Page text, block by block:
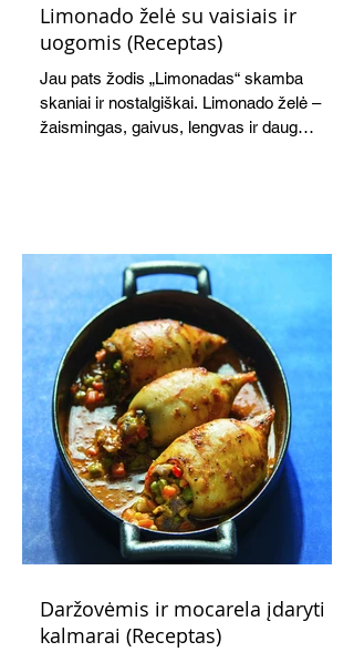
Limonado želė su vaisiais ir
uogomis (Receptas)
Jau pats žodis „Limonadas“ skamba
skaniai ir nostalgiškai. Limonado želė –
žaismingas, gaivus, lengvas ir daug
Daržovėmis ir mocarela įdaryti
kalmarai (Receptas)